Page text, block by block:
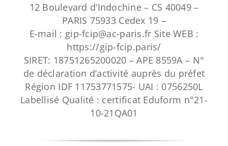
Apprentissage
Bilan de Compétences
Validation des acquis – VAE
12 Boulevard d’Indochine – CS 40049 –
PARIS 75933 Cedex 19 –
E-mail : gip-fcip@ac-paris.fr Site WEB :
https://gip-fcip.paris/
SIRET: 18751265200020 – APE 8559A – N°
de déclaration d’activité auprès du préfet
Région IDF 11753771575- UAI : 0756250L
Labellisé Qualité : certificat Eduform n°21-
10-21QA01